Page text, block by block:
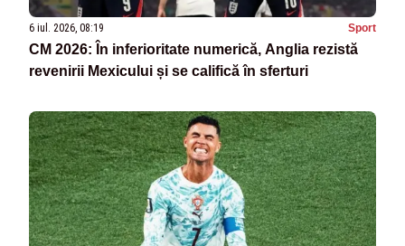
6 iul. 2026, 08:19 Sport
CM 2026: În inferioritate numerică, Anglia rezistă
revenirii Mexicului și se califică în sferturi